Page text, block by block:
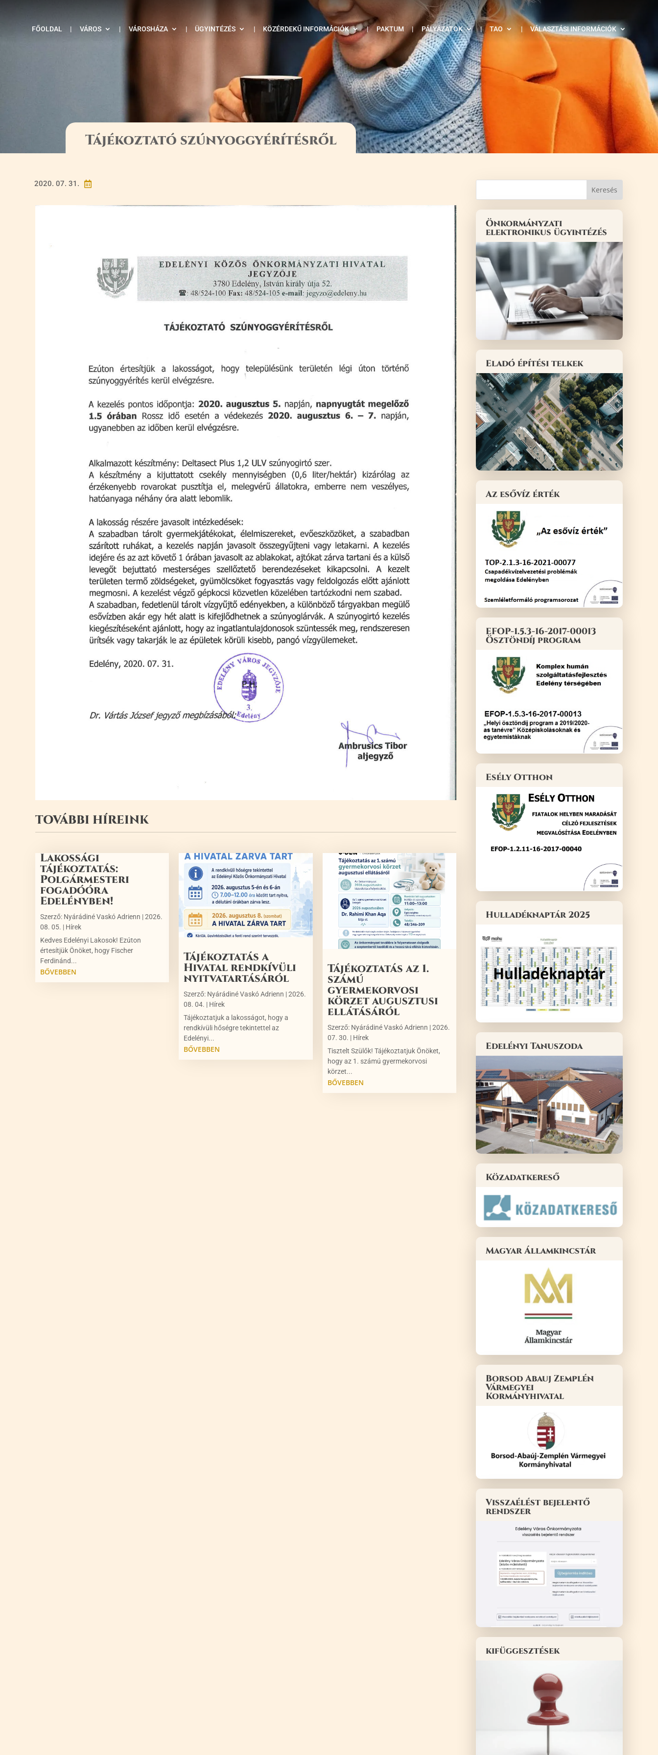
FŐOLDAL | VÁROS | VÁROSHÁZA | ÜGYINTÉZÉS | KÖZÉRDEKŰ INFORMÁCIÓK | PAKTUM | PÁLYÁZATOK | TAO | VÁLASZTÁSI INFORMÁCIÓK
Tájékoztató szúnyoggyérítésről

2020. 07. 31.
TOVÁBBI HÍREINK
Lakossági
tájékoztatás:
Polgármesteri
fogadóóra
Edelényben!
Szerző: Nyárádiné Vaskó Adrienn |2026.
08. 05. | Hírek
Kedves Edelényi Lakosok! Ezúton
értesítjük Önöket, hogy Fischer
Ferdinánd...
BŐVEBBEN
Tájékoztatás a
Hivatal rendkívüli
nyitvatartásáról
Szerző: Nyárádiné Vaskó Adrienn |2026.
08. 04. | Hírek
Tájékoztatjuk a lakosságot, hogy a
rendkívüli hőségre tekintettel az
Edelényi...
BŐVEBBEN
Tájékoztatás az 1.
számú
gyermekorvosi
körzet augusztusi
ellátásáról
Szerző: Nyárádiné Vaskó Adrienn |2026.
07. 30. | Hírek
Tisztelt Szülők! Tájékoztatjuk Önöket,
hogy az 1. számú gyermekorvosi
körzet...
BŐVEBBEN
Önkormányzati
elektronikus ügyintézés
Eladó építési telkek
Az esővíz érték
EFOP-1.5.3-16-2017-00013
Ösztöndíj program
Esély Otthon
Hulladéknaptár 2025
Edelényi Tanuszoda
Közadatkereső
Magyar Államkincstár
Borsod Abauj Zemplén
Vármegyei
Kormányhivatal
Visszaélést bejelentő
rendszer
kifüggesztések